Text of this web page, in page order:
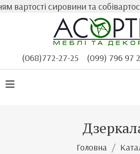
сировини та собівартості
(068)772-27-25
(099) 796 97
Головна